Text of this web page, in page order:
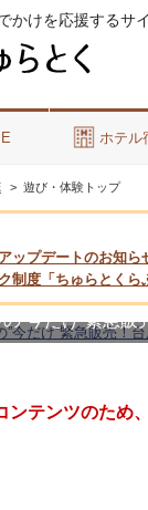
かけを応援するサ
ホテル
遊び・体験トップ
ップデートのお知
制度「ちゅらとくら
”今だけ”緊急
テンツのため